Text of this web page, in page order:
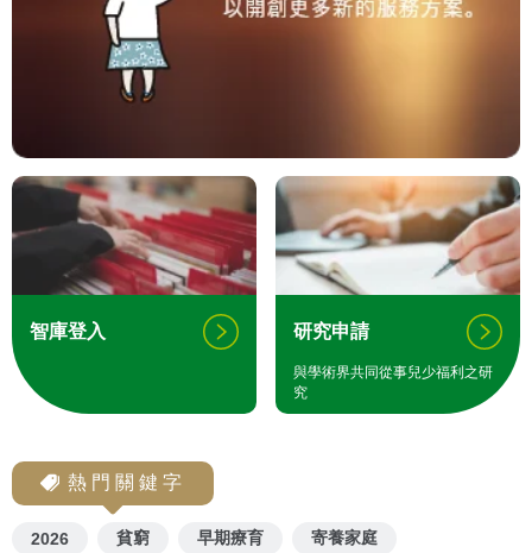
智庫登入 研究申請
與學術界共同從事兒少福利之研
究
熱門關鍵字
2026 貧窮 早期療育 寄養家庭